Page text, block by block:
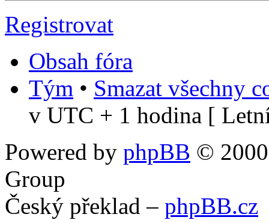
Registrovat
Obsah fóra
Tým • Smazat všechny
v UTC + 1 hodina [
Powered by phpBB ©
Group
Český překlad – phpBB.cz